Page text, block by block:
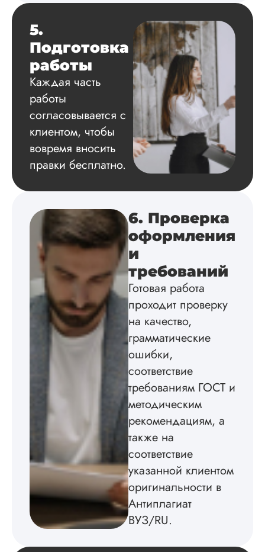
приложения,
поставили ссылки
все
литературные
источники.
Уникальность
читается
на одном дыхании.
Евгений
Иванович
Диссертация
Дата:2024-03-25
истории была
в соответствии с
методичкой. Автор
создал структуру
теме
без воды,
оформил, правда,
пришлось
мне. Услугой
бесплатного
редактирования
не
5.
Подготовка
работы
Каждая часть
работы
согласовывается с
клиентом, чтобы
вовремя вносить
правки бесплатно.
6. Проверка
оформления
и
требований
Готовая работа
проходит проверку
на качество,
грамматические
ошибки,
соответствие
требованиям ГОСТ и
методическим
рекомендациям, а
также на
соответствие
указанной клиентом
оригинальности в
Антиплагиат
ВУЗ/RU.